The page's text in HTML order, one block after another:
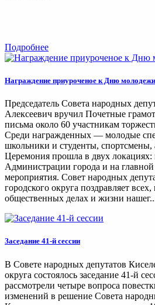
Подробнее
Награждение приуроченое к Дню молодежи
Председатель Совета народных
Алексеевич вручил Почетные
письма около 60 участникам
Среди награжденных — молодые
школьники и студенты, спортсмены,
Церемония прошла в двух локациях:
Администрации города и на
мероприятия. Совет народных
городского округа поздравляет
общественных делах и жизни
Заседание 41-й сессии
В Совете народных депутатов
округа состоялось заседание 41-й
рассмотрели четыре вопроса
изменений в решение Совета